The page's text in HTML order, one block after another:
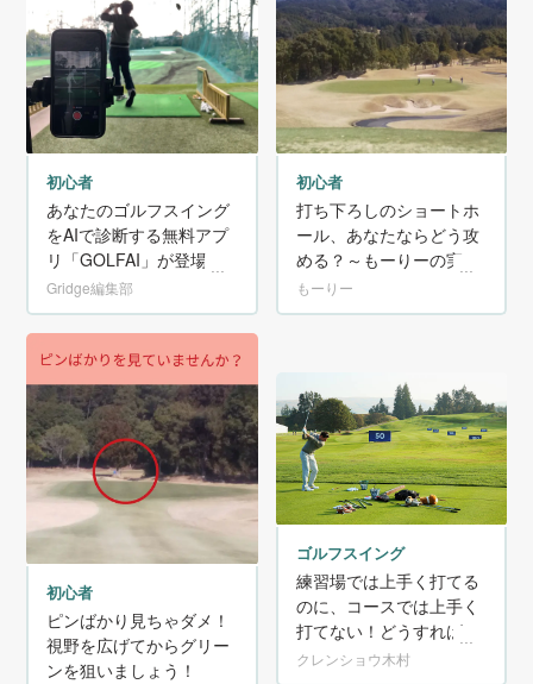
初心者
あなたのゴルフスイング
をAIで診断する無料アプ
リ「GOLFAI」が登場！
Gridge編集部
初心者
打ち下ろしのショートホ
ール、あなたならどう攻
める？～もーりーの実戦
リポート その1～
もーりー
初心者
ピンばかり見ちゃダメ！
視野を広げてからグリー
ンを狙いましょう！
ゴルフスイング
練習場では上手く打てる
のに、コースでは上手く
打てない！どうすればい
い？
クレンショウ木村